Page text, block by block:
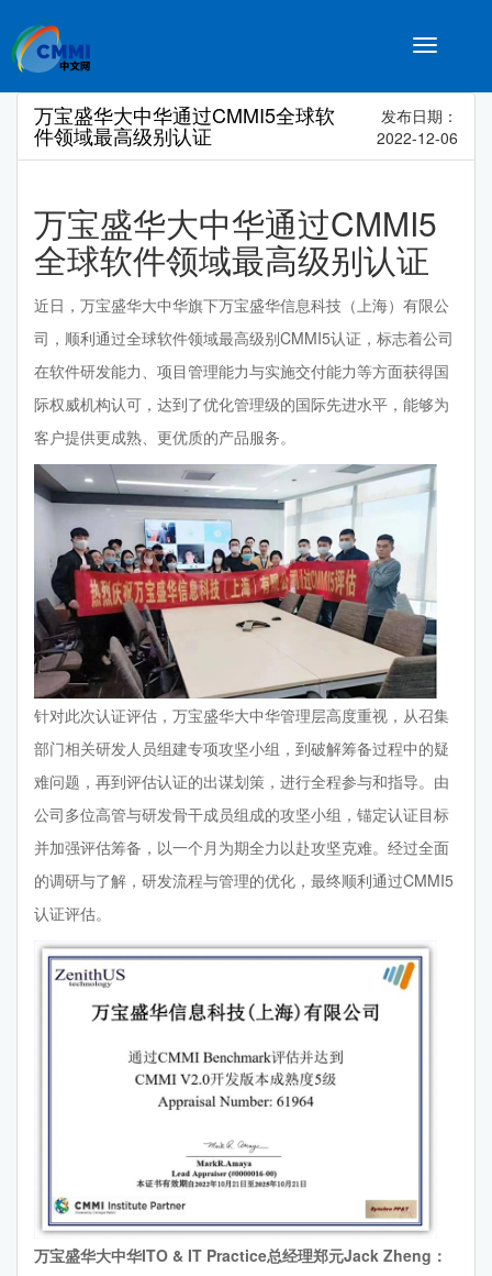
Toggle
万宝盛华大中华通过CMMI5全球软
件领域最高级别认证
发布日期：
2022-12-06
万宝盛华大中华通过CMMI5
全球软件领域最高级别认证
近日，万宝盛华大中华旗下万宝盛华信息科技（上海）有限公
司，顺利通过全球软件领域最高级别CMMI5认证，标志着公司
在软件研发能力、项目管理能力与实施交付能力等方面获得国
际权威机构认可，达到了优化管理级的国际先进水平，能够为
客户提供更成熟、更优质的产品服务。
针对此次认证评估，万宝盛华大中华管理层高度重视，从召集
部门相关研发人员组建专项攻坚小组，到破解筹备过程中的疑
难问题，再到评估认证的出谋划策，进行全程参与和指导。由
公司多位高管与研发骨干成员组成的攻坚小组，锚定认证目标
并加强评估筹备，以一个月为期全力以赴攻坚克难。经过全面
的调研与了解，研发流程与管理的优化，最终顺利通过CMMI5
认证评估。
万宝盛华大中华ITO & IT Practice总经理郑元Jack Zheng：